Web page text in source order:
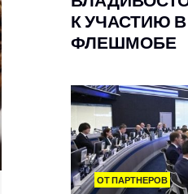
К УЧАСТИЮ
ФЛЕШМОБЕ
ОТ ПАРТНЕРОВ